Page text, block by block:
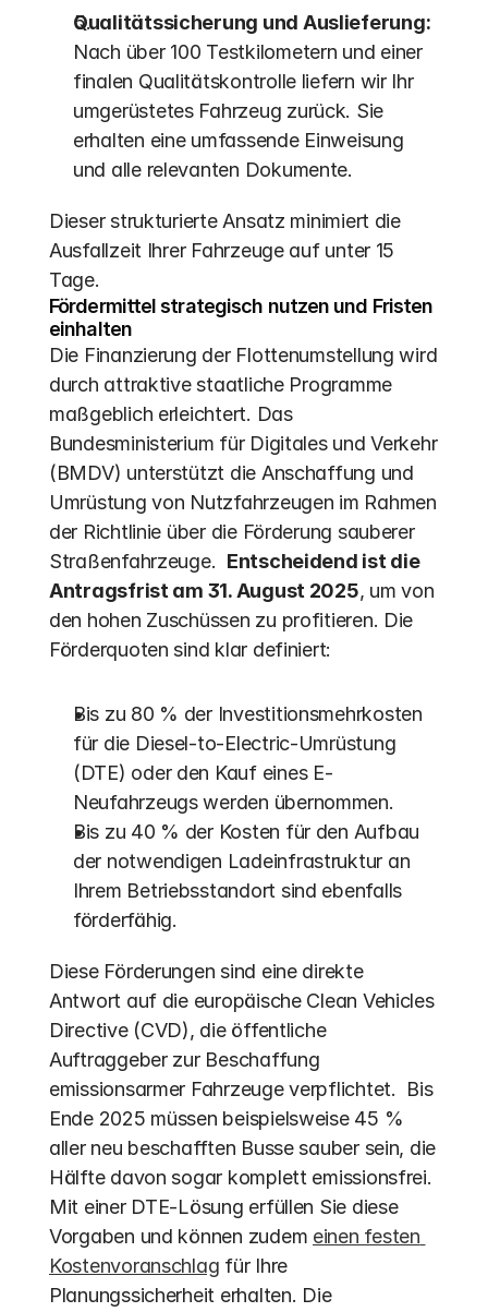
Qualitätssicherung und Auslieferung:
Nach über 100 Testkilometern und einer
finalen Qualitätskontrolle liefern wir Ihr
umgerüstetes Fahrzeug zurück. Sie
erhalten eine umfassende Einweisung
und alle relevanten Dokumente.
Dieser strukturierte Ansatz minimiert die
Ausfallzeit Ihrer Fahrzeuge auf unter 15
Tage.
Fördermittel strategisch nutzen und Fristen
einhalten
Die Finanzierung der Flottenumstellung wird
durch attraktive staatliche Programme
maßgeblich erleichtert. Das
Bundesministerium für Digitales und Verkehr
(BMDV) unterstützt die Anschaffung und
Umrüstung von Nutzfahrzeugen im Rahmen
der Richtlinie über die Förderung sauberer
Straßenfahrzeuge. Entscheidend ist die
Antragsfrist am 31. August 2025, um von
den hohen Zuschüssen zu profitieren. Die
Förderquoten sind klar definiert:
Bis zu 80 % der Investitionsmehrkosten
für die Diesel-to-Electric-Umrüstung
(DTE) oder den Kauf eines E-
Neufahrzeugs werden übernommen.
Bis zu 40 % der Kosten für den Aufbau
der notwendigen Ladeinfrastruktur an
Ihrem Betriebsstandort sind ebenfalls
förderfähig.
Diese Förderungen sind eine direkte
Antwort auf die europäische Clean Vehicles
Directive (CVD), die öffentliche
Auftraggeber zur Beschaffung
emissionsarmer Fahrzeuge verpflichtet.  Bis
Ende 2025 müssen beispielsweise 45 %
aller neu beschafften Busse sauber sein, die
Hälfte davon sogar komplett emissionsfrei.
Mit einer DTE-Lösung erfüllen Sie diese
Vorgaben und können zudem einen festen
Kostenvoranschlag für Ihre
Planungssicherheit erhalten. Die